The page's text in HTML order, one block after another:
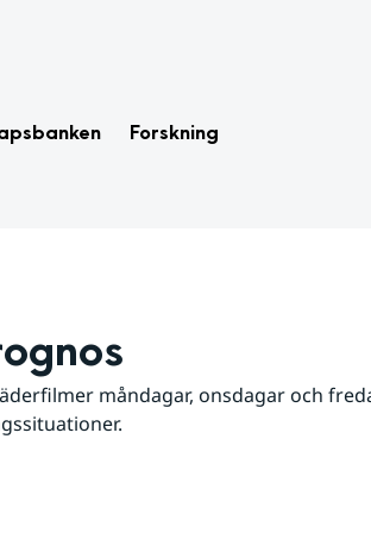
Forskning
måndagar, onsdagar och